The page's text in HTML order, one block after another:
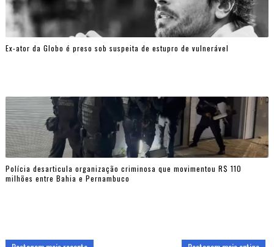
Ex-ator da Globo é preso sob suspeita de estupro de vulnerável
Polícia desarticula organização criminosa que movimentou R$ 110
milhões entre Bahia e Pernambuco